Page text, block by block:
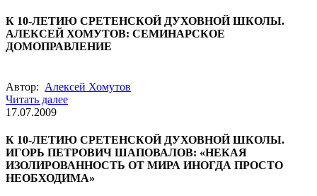
К 10-ЛЕТИЮ СРЕТЕНСКОЙ ДУХОВНОЙ ШКОЛЫ.
АЛЕКСЕЙ ХОМУТОВ: СЕМИНАРСКОЕ
ДОМОПРАВЛЕНИЕ
Автор: Алексей Хомутов
Читать далее
17.07.2009
К 10-ЛЕТИЮ СРЕТЕНСКОЙ ДУХОВНОЙ ШКОЛЫ.
ИГОРЬ ПЕТРОВИЧ ШАПОВАЛОВ: «НЕКАЯ
ИЗОЛИРОВАННОСТЬ ОТ МИРА ИНОГДА ПРОСТО
НЕОБХОДИМА»